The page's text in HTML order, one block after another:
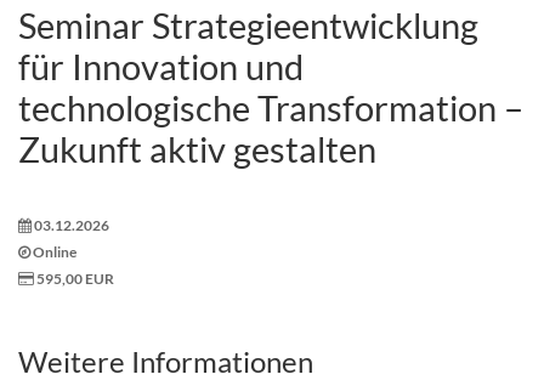
Seminar Strategieentwicklung
für Innovation und
technologische Transformation –
Zukunft aktiv gestalten
03.12.2026
Online
595,00 EUR
Weitere Informationen